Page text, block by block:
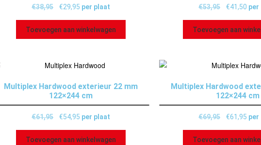
€38,95 €29,95 per plaat
Toevoegen aan winkelwagen
€53,95 €41,50 per
Toevoegen aan
Multiplex Hardwood exterieur 22 mm
122×244 cm
€61,95 €54,95 per plaat
Toevoegen aan winkelwagen
Multiplex Hardwood
122×244 cm
€69,95 €61,95 per
Toevoegen aan